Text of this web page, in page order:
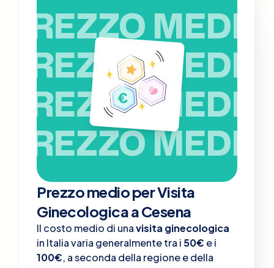
PREZZO MEDIO
PREZZO MEDIO
PREZZO MEDIO
PREZZO MEDIO
Prezzo medio per Visita
Ginecologica a Cesena
Il costo medio di unavisita ginecologica
in Italia varia generalmente tra i 50€ e i
100€, a seconda della regione e della